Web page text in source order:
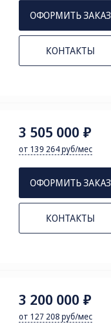
ОФОРМИТЬ ЗАКАЗ
КОНТАКТЫ
3 505 000 ₽
от 139 264 руб/мес
ОФОРМИТЬ ЗАКАЗ
КОНТАКТЫ
3 200 000 ₽
от 127 208 руб/мес